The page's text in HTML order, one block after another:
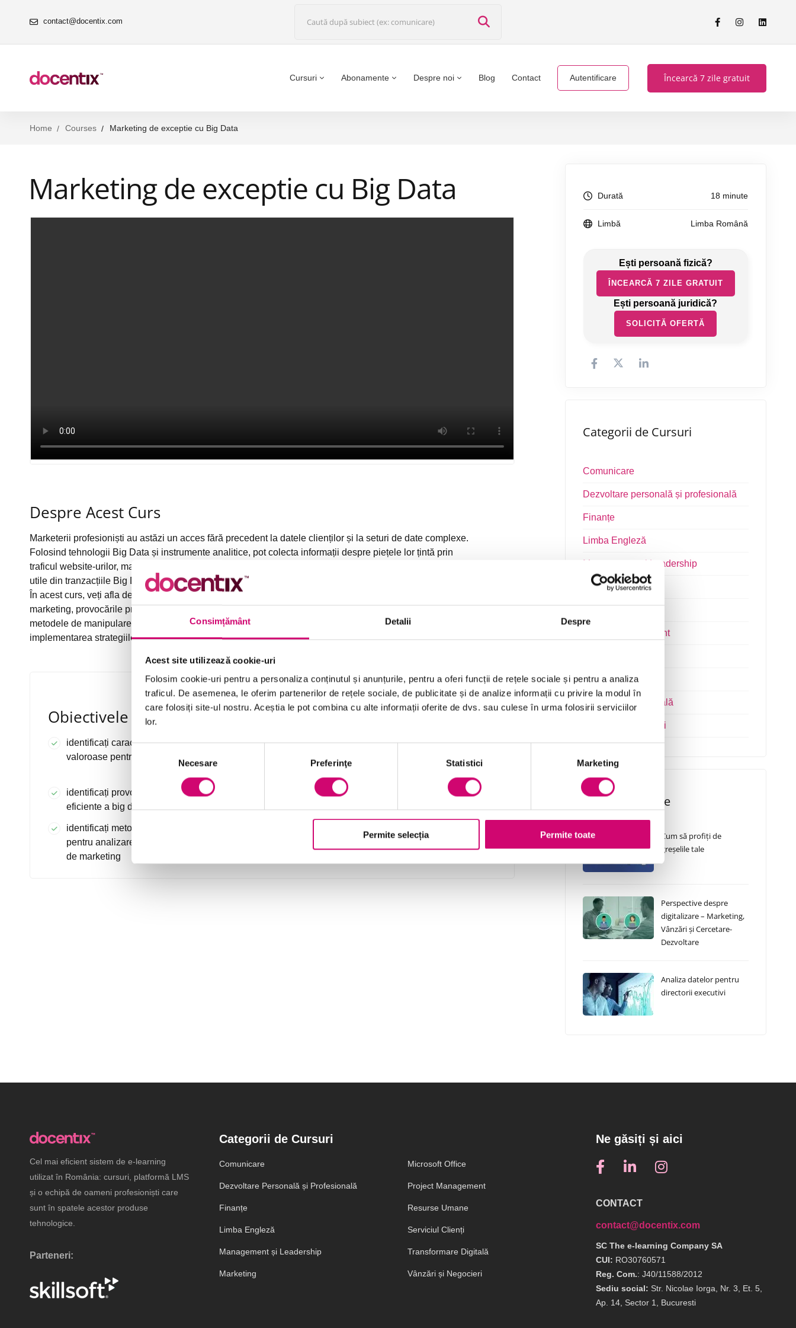
Consimțământ Detalii Despre
Acest site utilizează cookie-uri
Folosim cookie-uri pentru a personaliza conținutul și anunțurile, pentru a oferi funcții de rețele sociale și pentru a analiza
traficul. De asemenea, le oferim partenerilor de rețele sociale, de publicitate și de analize informații cu privire la modul în
care folosiți site-ul nostru. Aceștia le pot combina cu alte informații oferite de dvs. sau culese în urma folosirii serviciilor
lor.
Selecția
consimțământului
Necesare Preferinţe Statistici Marketing
Permite selecția Permite toate
contact@docentix.com
Cursuri Abonamente Despre noi Blog Contact Autentificare Încearcă 7 zile gratuit
Home Courses Marketing de exceptie cu Big Data
Marketing de exceptie cu Big Data
Despre Acest Curs
Marketerii profesioniști au astăzi un acces fără precedent la datele clienților și la seturi de date complexe.
Folosind tehnologii Big Data și instrumente analitice, pot colecta informații despre piețele lor țintă prin
traficul website-urilor, marketing prin e-mail și activități de social media. Și pot obține informații incredibil de
utile din tranzacțiile Big Data, contribuind la o strategie operațională de marketing eficientă.
În acest curs, veți afla despre caracteristicile Big Data, beneficiile gestionării Big Data în scopuri de
marketing, provocările principale asociate utilizării Big Data și cele mai bune practici pentru stocarea și
metodele de manipulare a datelor. Cursul acoperă, de asemenea, considerente referitoare la
implementarea strategiilor Big Data.
Obiectivele Cursului
identificați caracteristicile big data care sunt
valoroase pentru marketingul strategic
recunoașteți beneficiile și valoarea utilizării
identificați provocările principale ale utilizării
eficiente a big data
distingeți între stocarea big data și bunele
identificați metode și instrumente eficiente
pentru analizarea big data pentru activitățile
de marketing
Durată 18 minute
Limbă Limba Română
ÎNCEARCĂ 7 ZILE GRATUIT
SOLICITĂ OFERTĂ
Categorii de Cursuri
Comunicare
Dezvoltare personală și profesională
Finanțe
Limba Engleză
Management și Leadership
Marketing
Project Management
Serviciul clienți
Transformare Digitală
Vânzări și negocieri
Cursuri Similare
Cum să profiți de
greșelile tale
Perspective despre
digitalizare – Marketing,
Vânzări și Cercetare-
Dezvoltare
Analiza datelor pentru
directorii executivi
Cel mai eficient sistem de e-learning
utilizat în România: cursuri, platformă LMS
și o echipă de oameni profesioniști care
sunt în spatele acestor produse
tehnologice.
Parteneri:
Categorii de Cursuri
Comunicare
Dezvoltare Personală și Profesională
Finanțe
Limba Engleză
Management și Leadership
Marketing
Microsoft Office
Project Management
Resurse Umane
Serviciul Clienți
Transformare Digitală
Vânzări și Negocieri
Ne găsiți și aici
CONTACT
contact@docentix.com
SC The e-learning Company SA
CUI: RO30760571
Reg. Com.: J40/11588/2012
Sediu social: Str. Nicolae Iorga, Nr. 3, Et. 5,
Ap. 14, Sector 1, Bucuresti